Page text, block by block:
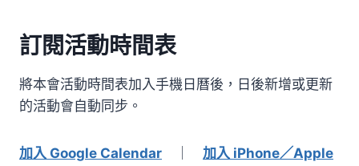
訂閱活動時間表
將本會活動時間表加入手機日曆後，日後新增或更新
的活動會自動同步。
加入 Google Calendar
加入 iPhone／Apple